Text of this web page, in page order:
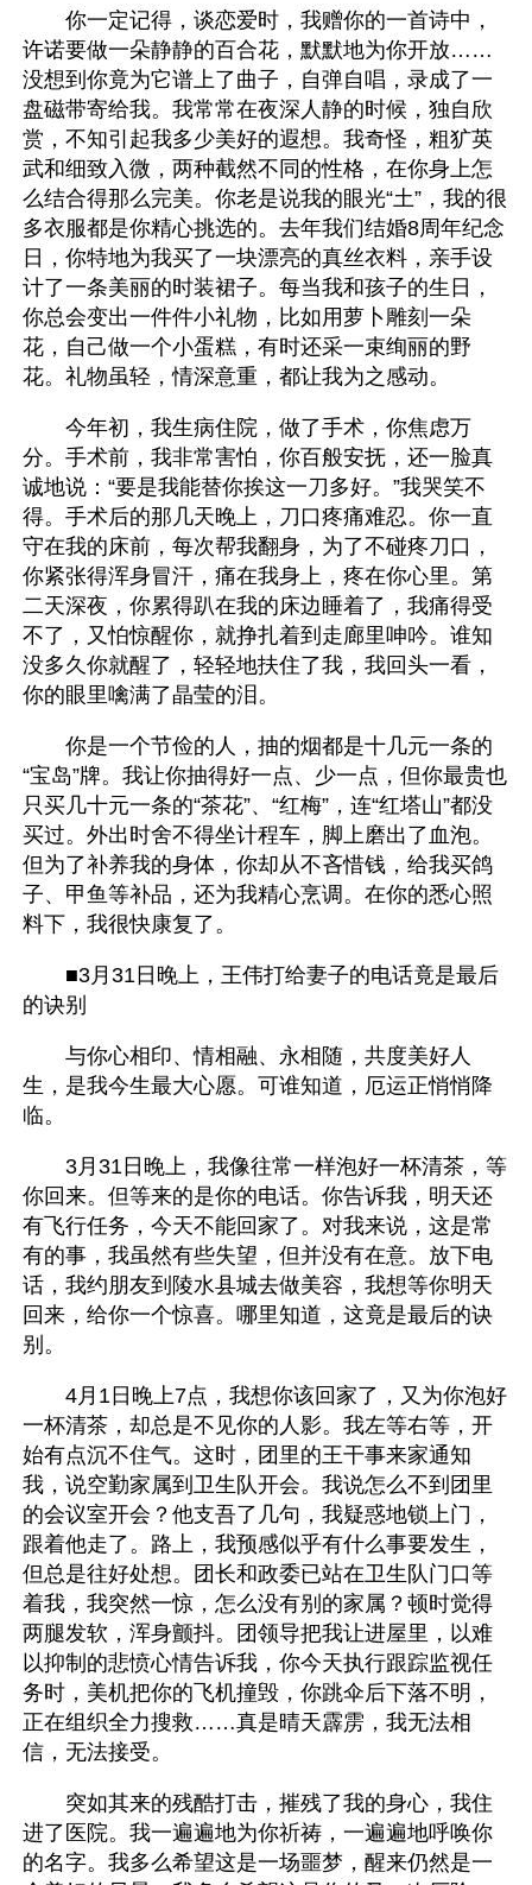
你一定记得，谈恋爱时，我赠你的一首诗中，
许诺要做一朵静静的百合花，默默地为你开放……
没想到你竟为它谱上了曲子，自弹自唱，录成了一
盘磁带寄给我。我常常在夜深人静的时候，独自欣
赏，不知引起我多少美好的遐想。我奇怪，粗犷英
武和细致入微，两种截然不同的性格，在你身上怎
么结合得那么完美。你老是说我的眼光“土”，我的很
多衣服都是你精心挑选的。去年我们结婚8周年纪念
日，你特地为我买了一块漂亮的真丝衣料，亲手设
计了一条美丽的时装裙子。每当我和孩子的生日，
你总会变出一件件小礼物，比如用萝卜雕刻一朵
花，自己做一个小蛋糕，有时还采一束绚丽的野
花。礼物虽轻，情深意重，都让我为之感动。
今年初，我生病住院，做了手术，你焦虑万
分。手术前，我非常害怕，你百般安抚，还一脸真
诚地说：“要是我能替你挨这一刀多好。”我哭笑不
得。手术后的那几天晚上，刀口疼痛难忍。你一直
守在我的床前，每次帮我翻身，为了不碰疼刀口，
你紧张得浑身冒汗，痛在我身上，疼在你心里。第
二天深夜，你累得趴在我的床边睡着了，我痛得受
不了，又怕惊醒你，就挣扎着到走廊里呻吟。谁知
没多久你就醒了，轻轻地扶住了我，我回头一看，
你的眼里噙满了晶莹的泪。
你是一个节俭的人，抽的烟都是十几元一条的
“宝岛”牌。我让你抽得好一点、少一点，但你最贵也
只买几十元一条的“茶花”、“红梅”，连“红塔山”都没
买过。外出时舍不得坐计程车，脚上磨出了血泡。
但为了补养我的身体，你却从不吝惜钱，给我买鸽
子、甲鱼等补品，还为我精心烹调。在你的悉心照
料下，我很快康复了。
■3月31日晚上，王伟打给妻子的电话竟是最后
的诀别
与你心相印、情相融、永相随，共度美好人
生，是我今生最大心愿。可谁知道，厄运正悄悄降
临。
3月31日晚上，我像往常一样泡好一杯清茶，等
你回来。但等来的是你的电话。你告诉我，明天还
有飞行任务，今天不能回家了。对我来说，这是常
有的事，我虽然有些失望，但并没有在意。放下电
话，我约朋友到陵水县城去做美容，我想等你明天
回来，给你一个惊喜。哪里知道，这竟是最后的诀
别。
4月1日晚上7点，我想你该回家了，又为你泡好
一杯清茶，却总是不见你的人影。我左等右等，开
始有点沉不住气。这时，团里的王干事来家通知
我，说空勤家属到卫生队开会。我说怎么不到团里
的会议室开会？他支吾了几句，我疑惑地锁上门，
跟着他走了。路上，我预感似乎有什么事要发生，
但总是往好处想。团长和政委已站在卫生队门口等
着我，我突然一惊，怎么没有别的家属？顿时觉得
两腿发软，浑身颤抖。团领导把我让进屋里，以难
以抑制的悲愤心情告诉我，你今天执行跟踪监视任
务时，美机把你的飞机撞毁，你跳伞后下落不明，
正在组织全力搜救……真是晴天霹雳，我无法相
信，无法接受。
突如其来的残酷打击，摧残了我的身心，我住
进了医院。我一遍遍地为你祈祷，一遍遍地呼唤你
的名字。我多么希望这是一场噩梦，醒来仍然是一